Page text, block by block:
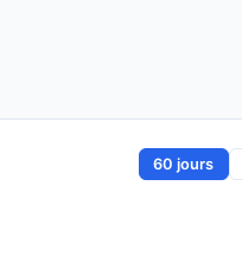
60 jours